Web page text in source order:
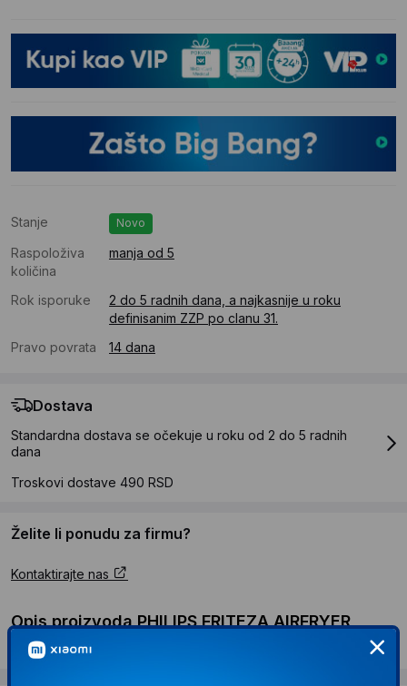
Stanje Novo
Raspoloživa
količina
manja od 5
Rok isporuke
2 do 5 radnih dana, a najkasnije u roku
definisanim ZZP po clanu 31.
Pravo povrata
14 dana
Dostava
Standardna dostava se očekuje u roku od 2 do 5 radnih
dana
Troskovi dostave 490 RSD
Želite li ponudu za firmu?
Kontaktirajte nas
Opis proizvoda PHILIPS FRITEZA AIRFRYER
HD9650/90 XXL (7.3 L)